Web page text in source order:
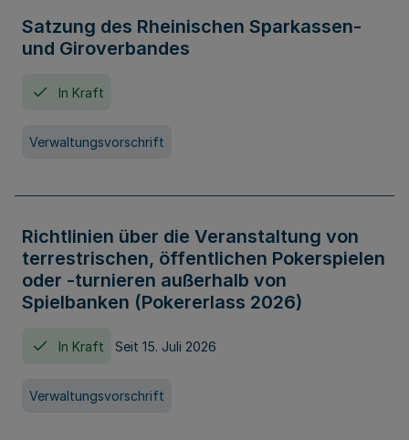
Satzung des Rheinischen Sparkassen-
und Giroverbandes
In Kraft
Verwaltungsvorschrift
Richtlinien über die Veranstaltung von
terrestrischen, öffentlichen Pokerspielen
oder -turnieren außerhalb von
Spielbanken (Pokererlass 2026)
In Kraft Seit 15. Juli 2026
Verwaltungsvorschrift